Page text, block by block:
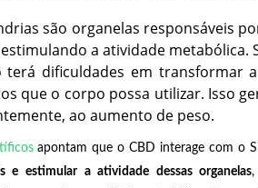
são organelas responsáveis
a atividade
terá dificuldades em transformar
que o corpo possa utilizar. Isso
ao aumento de peso.
apontam que o CBD interage com o
e estimular a atividade dessas organelas,